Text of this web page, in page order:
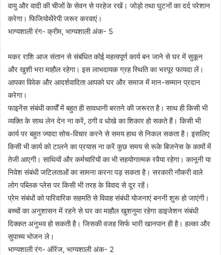
वायु और वादी की चीजों के सेवन से परहेज रखें। जोड़ो तथा घुटनों का दर्द परेशान
करेगा। फिजियोथैरेपी जरूर करवाएं।
भाग्यशाली रंग- क्रीम, भाग्यशाली अंक- 5
मकर राशि आज संतान से संबंधित कोई महत्वपूर्ण कार्य बन जाने से घर में सुकून
और खुशी भरा माहौल रहेगा। इस लाभदायक ग्रह स्थिति का भरपूर फायदा लें।
आपका विवेक और आदर्शवादिता आपको घर और समाज में मान-सम्मान प्रदान
करेगा।
फाइनेंस संबंधी कार्यों में बहुत ही सावधानी बरतने की जरूरत है। साथ ही किसी भी
व्यक्ति के साथ लेन देन ना करें, ठगी व धोखे का शिकार हो सकते हैं। किसी भी
कार्य पर बहुत ज्यादा सोच-विचार करने से समय हाथ से निकल सकता है। इसलिए
किसी भी कार्य को टालने का प्रयास ना करें कुछ समय से रूके बिजनेस के कामों में
तेजी आएगी। साथियों और कर्मचारियों का भी सहयोगात्मक रवैया रहेगा। कानूनी या
निवेश संबंधी जटिलताओं का सामना करना पड़ सकता है। सरकारी नौकरी वाले
लोग पब्लिक प्लेस पर किसी भी तरह के विवाद से दूर रहें।
प्रेम संबंधों को पारिवारिक सहमति से विवाह संबंधी योजनाएं बननी शुरू हो जाएंगी।
बच्चों का अनुशासन में रहने से घर का माहौल खुशनुमा रहेगा डाइजेशन संबंधी
दिक्कत अनुभव हो सकती है। जिसकी वजह सिर्फ भारी खानपान ही है। हल्का और
सुपाच्य भोजन ले।
भाग्यशाली रंग- ऑरेंज, भाग्यशाली अंक- 2